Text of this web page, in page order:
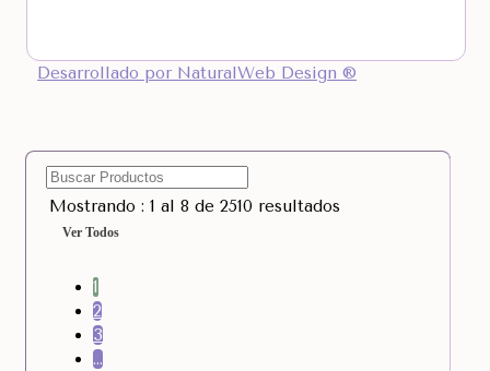
Desarrollado por NaturalWeb Design ®
Mostrando : 1 al 8 de 2510 resultados
Ver Todos
1
2
3
…